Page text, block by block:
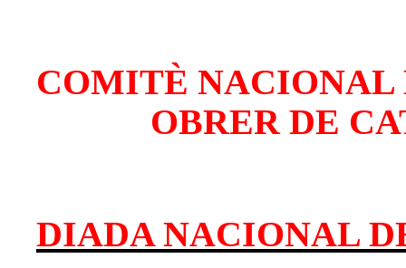
COMITÈ NACIONAL
OBRER DE
DIADA NACIONAL